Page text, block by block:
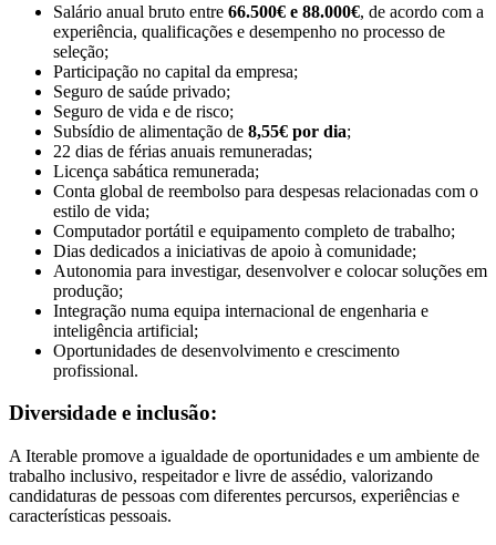
Salário anual bruto entre 66.500€ e 88.000€, de acordo com a
experiência, qualificações e desempenho no processo de
seleção;
Participação no capital da empresa;
Seguro de saúde privado;
Seguro de vida e de risco;
Subsídio de alimentação de 8,55€ por dia;
22 dias de férias anuais remuneradas;
Licença sabática remunerada;
Conta global de reembolso para despesas relacionadas com o
estilo de vida;
Computador portátil e equipamento completo de trabalho;
Dias dedicados a iniciativas de apoio à comunidade;
Autonomia para investigar, desenvolver e colocar soluções em
produção;
Integração numa equipa internacional de engenharia e
inteligência artificial;
Oportunidades de desenvolvimento e crescimento
profissional.
Diversidade e inclusão:
A Iterable promove a igualdade de oportunidades e um ambiente de
trabalho inclusivo, respeitador e livre de assédio, valorizando
candidaturas de pessoas com diferentes percursos, experiências e
características pessoais.